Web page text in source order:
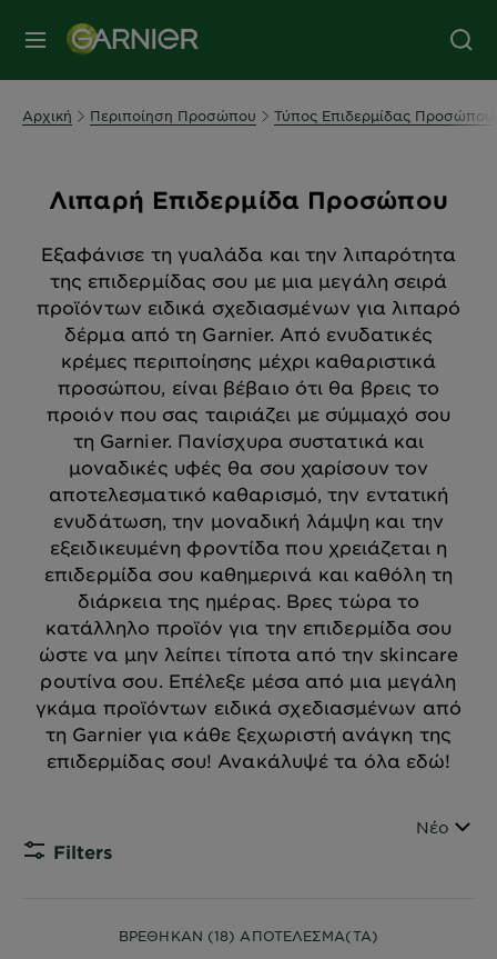
MENU
Αρχική Περιποίηση Προσώπου Τύπος Επιδερμίδας Προσώπου
Λιπαρή Επιδερμίδα Προσώπου
Εξαφάνισε τη γυαλάδα και την λιπαρότητα
της επιδερμίδας σου με μια μεγάλη σειρά
προϊόντων ειδικά σχεδιασμένων για λιπαρό
δέρμα από τη Garnier. Από ενυδατικές
κρέμες περιποίησης μέχρι καθαριστικά
προσώπου, είναι βέβαιο ότι θα βρεις το
προιόν που σας ταιριάζει με σύμμαχό σου
τη Garnier. Πανίσχυρα συστατικά και
μοναδικές υφές θα σου χαρίσουν τον
αποτελεσματικό καθαρισμό, την εντατική
ενυδάτωση, την μοναδική λάμψη και την
εξειδικευμένη φροντίδα που χρειάζεται η
επιδερμίδα σου καθημερινά και καθόλη τη
διάρκεια της ημέρας. Βρες τώρα το
κατάλληλο προϊόν για την επιδερμίδα σου
ώστε να μην λείπει τίποτα από την skincare
ρουτίνα σου. Επέλεξε μέσα από μια μεγάλη
γκάμα προϊόντων ειδικά σχεδιασμένων από
τη Garnier για κάθε ξεχωριστή ανάγκη της
επιδερμίδας σου! Ανακάλυψέ τα όλα εδώ!
Filters
Νέο
ΒΡΕΘΗΚΑΝ (18) ΑΠΟΤΕΛΕΣΜΑ(TA)